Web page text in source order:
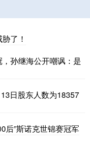
了！
孙继海公开嘲讽：是
日股东人数为18357
后”斯诺克世锦赛冠军